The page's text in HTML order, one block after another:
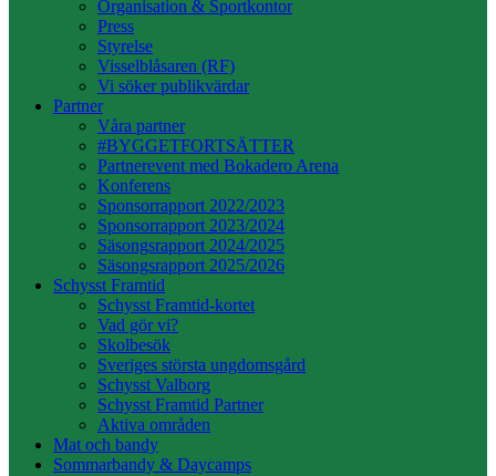
Organisation & Sportkontor
Press
Styrelse
Visselblåsaren (RF)
Vi söker publikvärdar
Partner
Våra partner
#BYGGETFORTSÄTTER
Partnerevent med Bokadero Arena
Konferens
Sponsorrapport 2022/2023
Sponsorrapport 2023/2024
Säsongsrapport 2024/2025
Säsongsrapport 2025/2026
Schysst Framtid
Schysst Framtid-kortet
Vad gör vi?
Skolbesök
Sveriges största ungdomsgård
Schysst Valborg
Schysst Framtid Partner
Aktiva områden
Mat och bandy
Sommarbandy & Daycamps